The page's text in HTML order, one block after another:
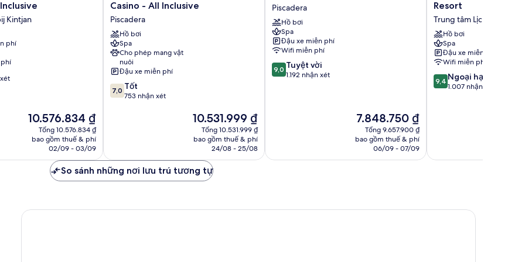
Kintjan
phí
Giá
hiện
tại
10.576.834 ₫
10.576.834 ₫
Tổng 10.576.834 ₫
bao gồm thuế & phí
02/09 - 03/09
Curacao
Spa
&
Casino
-
All
Inclusive
Piscadera
Casino - All Inclusive
Piscadera
Hồ bơi
Spa
Cho phép mang vật
nuôi
Đậu xe miễn phí
7.0
trên
7,0 Tốt
753 nhận xét
Giá
hiện
tại
10.531.999 ₫
10.531.999 ₫
Tổng 10.531.999 ₫
bao gồm thuế & phí
24/08 - 25/08
Marriott
Beach
Resort
Piscadera
Piscadera
Hồ bơi
Spa
Đậu xe miễn phí
Wifi miễn phí
9.0
trên
9,0 Tuyệt vời
1.192 nhận xét
Giá
hiện
tại
7.848.750 ₫
7.848.750 ₫
Tổng 9.657.900 ₫
bao gồm thuế & phí
06/09 - 07/09
Wind
Curacao
Resort
Trung
tâm
Lịch
sử
Resort
Trung tâm Lịch sử
Hồ bơi
Spa
Đậu xe miễn phí
Wifi miễn phí
9.4
trên
9,4 Ngoại hạng
1.007 nhận xét
So sánh những nơi lưu trú tương tự